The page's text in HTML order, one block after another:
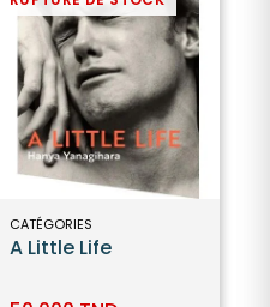
CATÉGORIES
A Little Life